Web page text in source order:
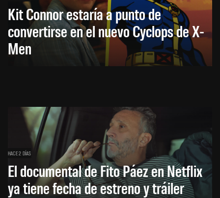
Kit Connor estaría a punto de
convertirse en el nuevo Cyclops de X-
Men
HACE 2 DÍAS
El documental de Fito Páez en Netflix
ya tiene fecha de estreno y tráiler